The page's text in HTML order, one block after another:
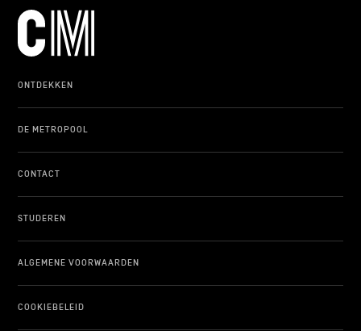
ONTDEKKEN
DE METROPOOL
CONTACT
STUDEREN
ALGEMENE VOORWAARDEN
COOKIEBELEID